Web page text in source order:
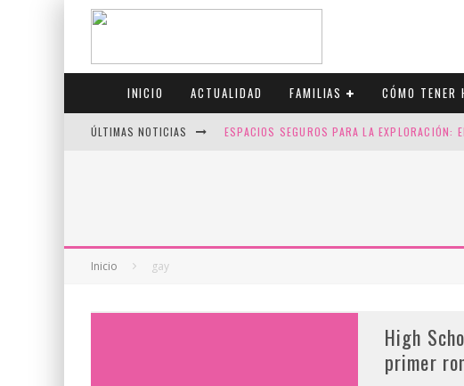
INICIO ACTUALIDAD FAMILIAS CÓMO TENER
ÚLTIMAS NOTICIAS ESPACIOS SEGUROS PARA LA EXPLORACIÓN:
CANADÁ CELEBRA EL ORGULLO CON CUATRO
Inicio gay
High
primer